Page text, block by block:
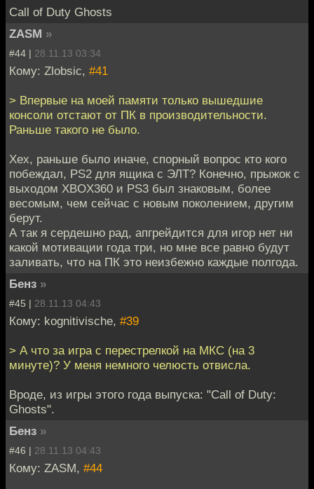
Call of Duty Ghosts
ZASM »
#44 | 28.11.13 03:34
Кому: Zlobsic, #41
> Впервые на моей памяти только вышедшие
консоли отстают от ПК в производительности.
Раньше такого не было.
Хех, раньше было иначе, спорный вопрос кто кого
побеждал, PS2 для ящика с ЭЛТ? Конечно, прыжок с
выходом XBOX360 и PS3 был знаковым, более
весомым, чем сейчас с новым поколением, другим
берут.
А так я сердешно рад, апгрейдится для игор нет ни
какой мотивации года три, но мне все равно будут
заливать, что на ПК это неизбежно каждые полгода.
Бенз »
#45 | 28.11.13 04:43
Кому: kognitivische, #39
> А что за игра с перестрелкой на МКС (на 3
минуте)? У меня немного челюсть отвисла.
Вроде, из игры этого года выпуска: "Call of Duty:
Ghosts".
Бенз »
#46 | 28.11.13 04:43
Кому: ZASM, #44